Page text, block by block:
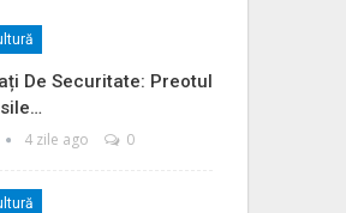
De Securitate: Preotul
4 zile ago 0